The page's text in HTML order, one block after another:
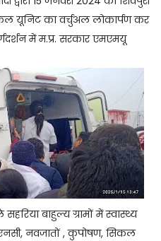
यूनिट का वर्चुअल लोकार्पण कर
में म.प्र. सरकार एमएमयू
बाहुल्य ग्रामों में स्वास्थ्य
नवजातों , कुपोषण, सिकल